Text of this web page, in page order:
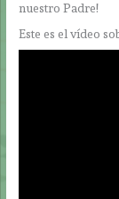
nuestro Padre!
Este es el vídeo